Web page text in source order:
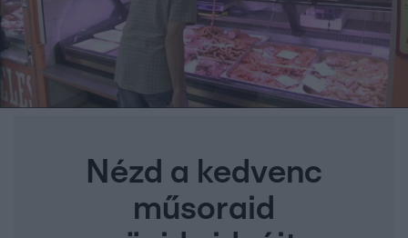
Nézd a kedvenc
műsoraid